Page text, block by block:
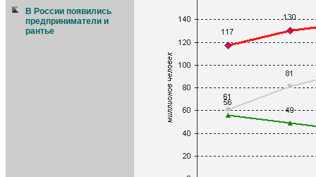
В России появились
предприниматели и
рантье